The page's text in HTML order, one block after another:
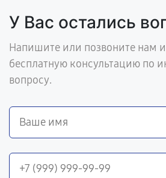
У Вас остались
Напишите или позвоните нам
бесплатную консультацию по
вопросу.